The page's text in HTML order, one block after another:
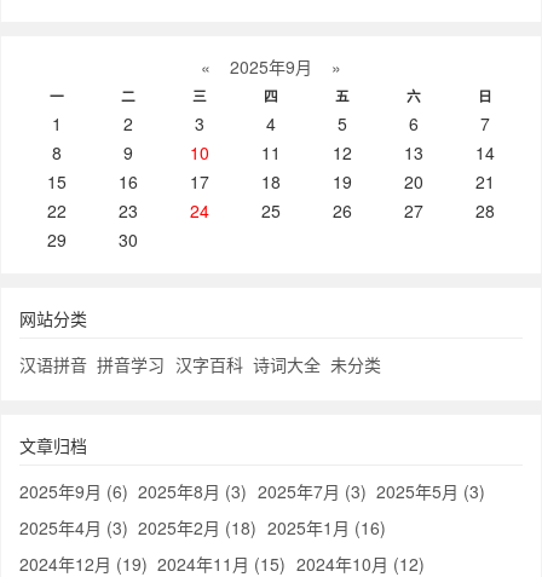
« 2025年9月 »
一 二 三 四 五 六 日
1 2 3 4 5 6
7
8
9 10 11 12 13
14
15
16 17 18 19 20
21
22
23 24 25 26 27
28
29
30
网站分类
汉语拼音 拼音学习 汉字百科 诗词大全 未分类
文章归档
2025年9月 (6) 2025年8月 (3) 2025年7月 (3) 2025年5月 (3)
2025年4月 (3) 2025年2月 (18) 2025年1月 (16)
2024年12月 (19) 2024年11月 (15) 2024年10月 (12)